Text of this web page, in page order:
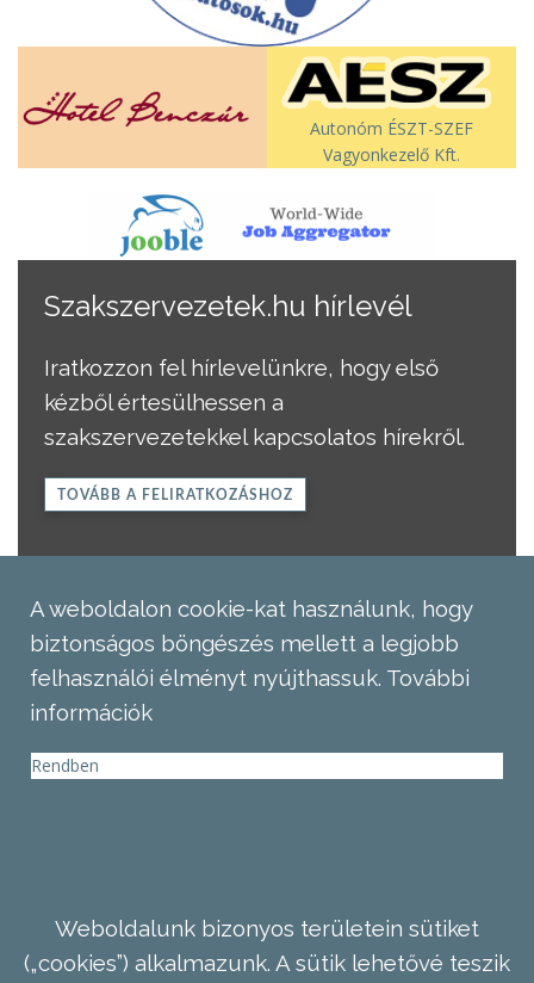
Autonóm ÉSZT-SZEF
Vagyonkezelő Kft.
Szakszervezetek.hu hírlevél
Iratkozzon fel hírlevelünkre, hogy első
kézből értesülhessen a
szakszervezetekkel kapcsolatos hírekről.
TOVÁBB A FELIRATKOZÁSHOZ
A weboldalon cookie-kat használunk, hogy
biztonságos böngészés mellett a legjobb
felhasználói élményt nyújthassuk. További
információk
Rendben
Weboldalunk bizonyos területein sütiket
(„cookies”) alkalmazunk. A sütik lehetővé teszik